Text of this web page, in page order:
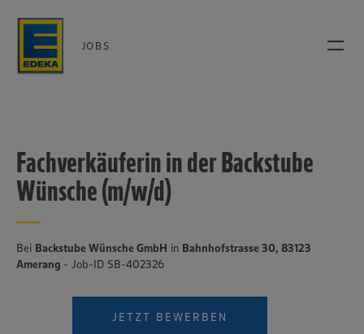
JOBS
Fachverkäuferin in der Backstube
Wünsche (m/w/d)
Bei Backstube Wünsche GmbH in Bahnhofstrasse 30, 83123
Amerang - Job-ID SB-402326
JETZT BEWERBEN